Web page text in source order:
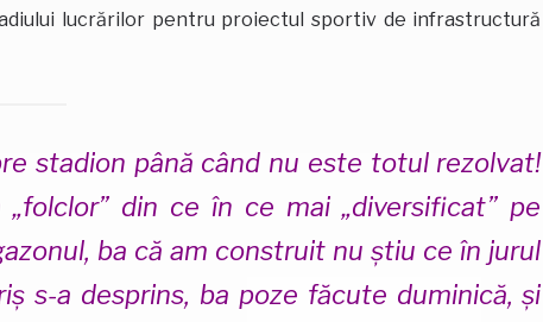
lucrărilor pentru proiectul sportiv de infrastructură
stadion până când nu este totul rezolvat!
din ce în ce mai „diversificat” pe
ba că am construit nu știu ce în jurul
s-a desprins, ba poze făcute duminică, și